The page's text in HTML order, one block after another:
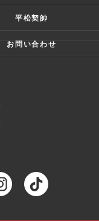
平松契帥
お問い合わせ